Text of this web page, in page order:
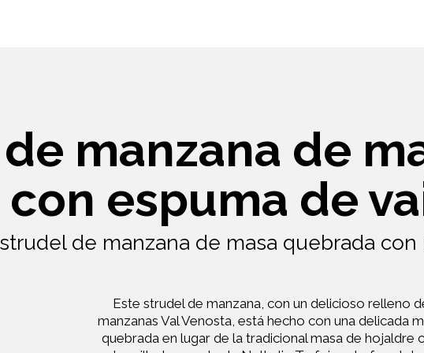
manzana de
con espuma de
de manzana de masa quebrada con
Este strudel de manzana, con un delicioso relleno
manzanas Val Venosta, está hecho con una delicada
quebrada en lugar de la tradicional masa de hojaldre